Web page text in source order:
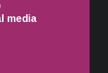
media